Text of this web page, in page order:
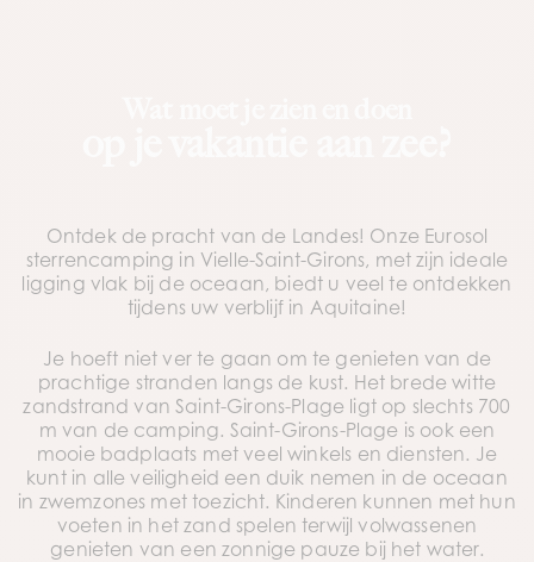
Ontdek de pracht van de Landes! Onze Eurosol
sterrencamping in Vielle-Saint-Girons, met zijn ideale
ligging vlak bij de oceaan, biedt u veel te ontdekken
tijdens uw verblijf in Aquitaine!
Je hoeft niet ver te gaan om te genieten van de
prachtige stranden langs de kust. Het brede witte
zandstrand van Saint-Girons-Plage ligt op slechts 700
m van de camping. Saint-Girons-Plage is ook een
mooie badplaats met veel winkels en diensten. Je
kunt in alle veiligheid een duik nemen in de oceaan
in zwemzones met toezicht. Kinderen kunnen met hun
voeten in het zand spelen terwijl volwassenen
genieten van een zonnige pauze bij het water.